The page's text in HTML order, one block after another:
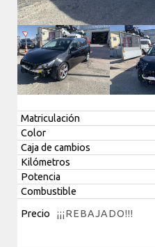
Matriculación
Color
Caja de cambios
Kilómetros
Potencia
Combustible
Precio
¡¡¡REBAJADO!!!